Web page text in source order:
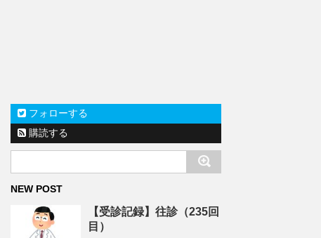
フォローする
購読する
NEW POST
【受診記録】往診（235回
目）